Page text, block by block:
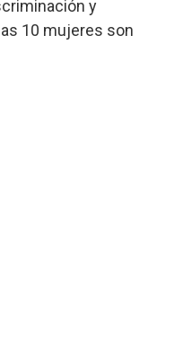
y
10 mujeres son